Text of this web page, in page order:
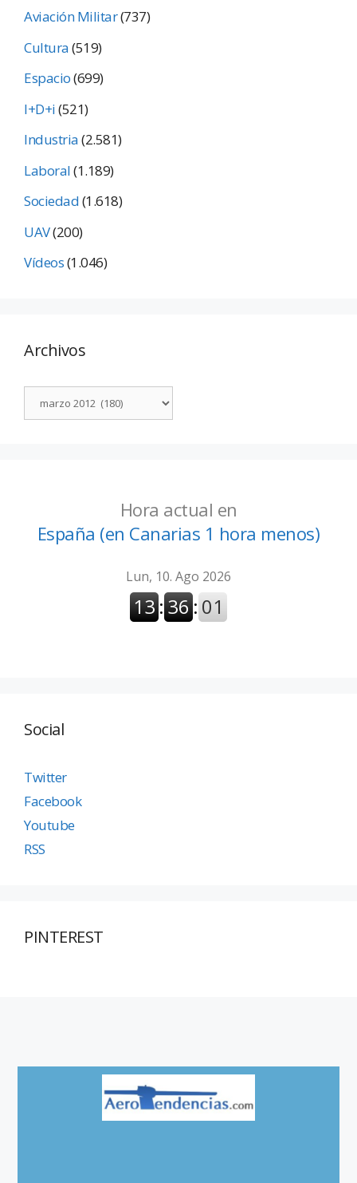
Aviación Militar(737)
Cultura(519)
Espacio(699)
I+D+i(521)
Industria(2.581)
Laboral(1.189)
Sociedad(1.618)
UAV(200)
Vídeos(1.046)
Archivos
Hora actual en
España (en Canarias 1 hora menos)
Social
Twitter
Facebook
Youtube
RSS
PINTEREST